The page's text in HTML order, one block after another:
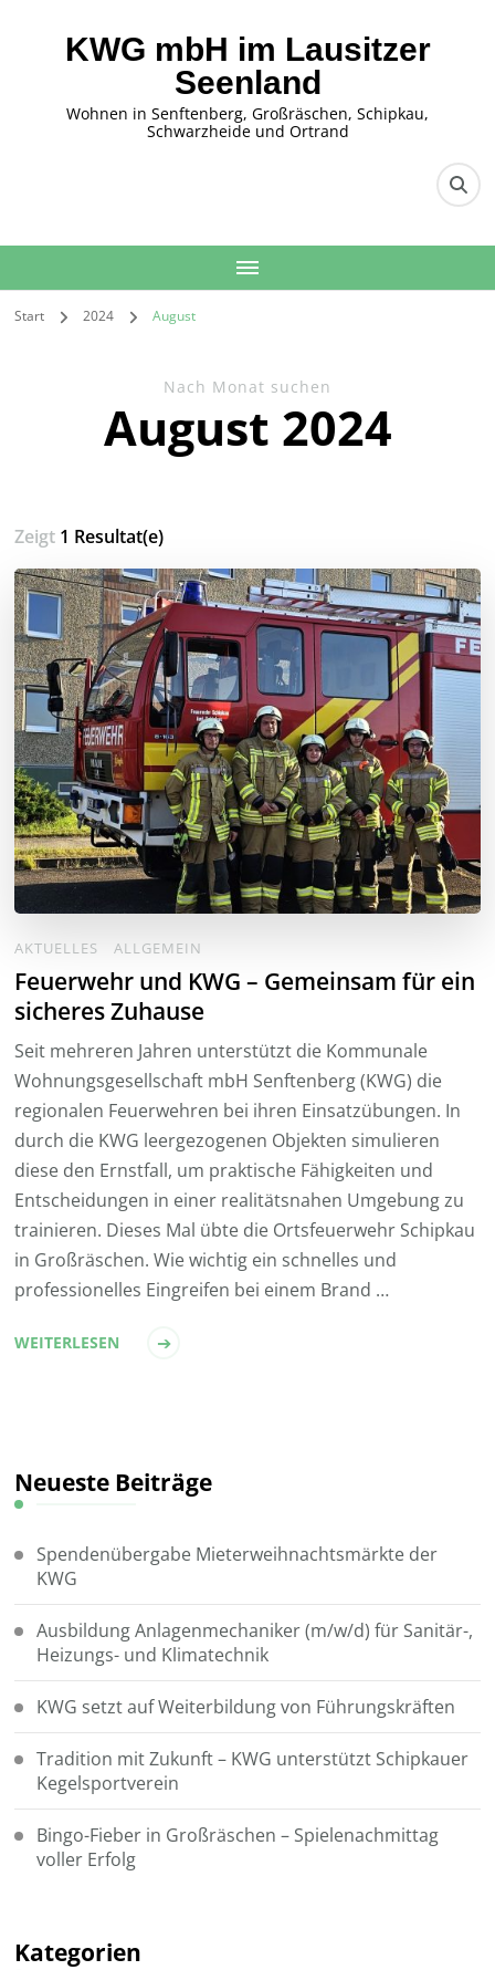
KWG mbH im Lausitzer
Seenland
Wohnen in Senftenberg, Großräschen, Schipkau,
Schwarzheide und Ortrand
Start 2024 August
Nach Monat suchen
August 2024
Zeigt 1 Resultat(e)
AKTUELLES ALLGEMEIN
Feuerwehr und KWG – Gemeinsam für ein
sicheres Zuhause
Seit mehreren Jahren unterstützt die Kommunale
Wohnungsgesellschaft mbH Senftenberg (KWG) die
regionalen Feuerwehren bei ihren Einsatzübungen. In
durch die KWG leergezogenen Objekten simulieren
diese den Ernstfall, um praktische Fähigkeiten und
Entscheidungen in einer realitätsnahen Umgebung zu
trainieren. Dieses Mal übte die Ortsfeuerwehr Schipkau
in Großräschen. Wie wichtig ein schnelles und
professionelles Eingreifen bei einem Brand …
WEITERLESEN
Neueste Beiträge
Spendenübergabe Mieterweihnachtsmärkte der
KWG
Ausbildung Anlagenmechaniker (m/w/d) für Sanitär-,
Heizungs- und Klimatechnik
KWG setzt auf Weiterbildung von Führungskräften
Tradition mit Zukunft – KWG unterstützt Schipkauer
Kegelsportverein
Bingo-Fieber in Großräschen – Spielenachmittag
voller Erfolg
Kategorien